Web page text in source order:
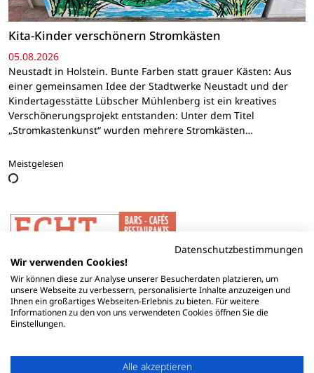
Kita-Kinder verschönern Stromkästen
05.08.2026
Neustadt in Holstein. Bunte Farben statt grauer Kästen: Aus
einer gemeinsamen Idee der Stadtwerke Neustadt und der
Kindertagesstätte Lübscher Mühlenberg ist ein kreatives
Verschönerungsprojekt entstanden: Unter dem Titel
„Stromkastenkunst“ wurden mehrere Stromkästen…
Meistgelesen
Datenschutzbestimmungen
Wir verwenden Cookies!
Wir können diese zur Analyse unserer Besucherdaten platzieren, um
unsere Webseite zu verbessern, personalisierte Inhalte anzuzeigen und
Ihnen ein großartiges Webseiten-Erlebnis zu bieten. Für weitere
Informationen zu den von uns verwendeten Cookies öffnen Sie die
Einstellungen.
Alle akzeptieren